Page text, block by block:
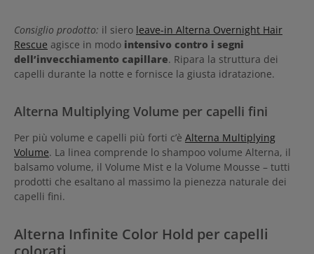
Consiglio prodotto: il siero leave-in Alterna Overnight Hair
Rescue agisce in modo intensivo contro i segni
dell’invecchiamento capillare. Ripara la struttura dei
capelli durante la notte e fornisce la giusta idratazione.
Alterna Multiplying Volume per capelli fini
Per più volume e capelli più forti c’è Alterna Multiplying
Volume. La linea comprende lo shampoo volume Alterna, il
balsamo volume, il Volume Mist e la Volume Mousse – tutti
prodotti che esaltano al massimo la pienezza naturale dei
capelli fini.
Alterna Infinite Color Hold per capelli